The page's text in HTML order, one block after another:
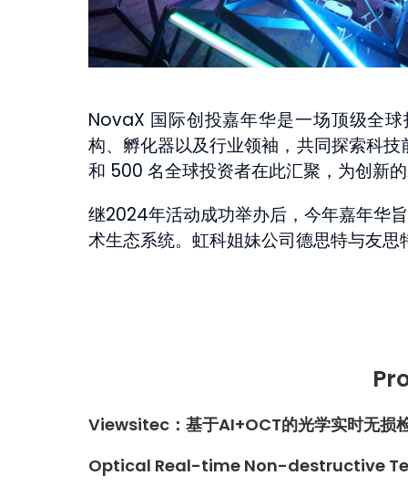
NovaX 国际创投嘉年华是一场顶级全
构、孵化器以及行业领袖，共同探索科
和 500 名全球投资者在此汇聚，为创新
继2024年活动成功举办后，今年嘉年华
术生态系统。虹科姐妹公司德思特与友思
Viewsitec ： 基于AI+OCT的光学实时无损
Optical Real-time Non-destructive